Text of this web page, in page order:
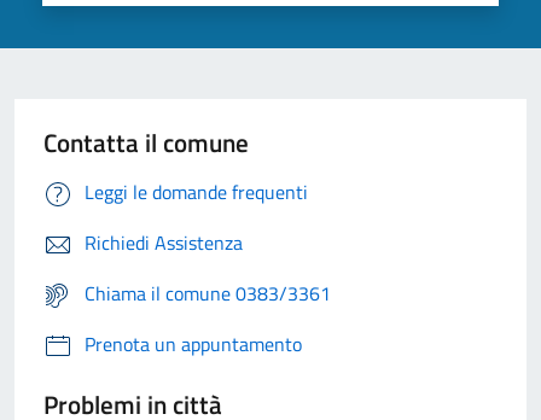
Contatta il comune
Leggi le domande frequenti
Richiedi Assistenza
Chiama il comune 0383/3361
Prenota un appuntamento
Problemi in città